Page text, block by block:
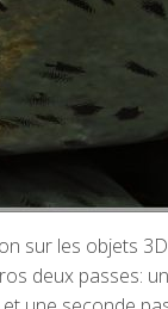
sur les objets
deux passes: